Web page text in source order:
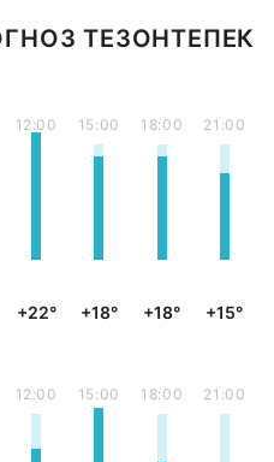
ТЕЗОНТЕПЕК
12:00
+22°
15:00
+18°
18:00
+18°
21:00
+15°
12:00 15:00 18:00 21:00